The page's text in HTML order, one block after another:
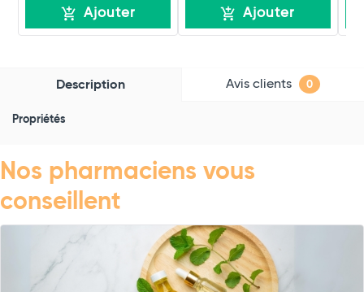
Ajouter Ajouter
Description Avis clients 0
Propriétés
Nos pharmaciens vous
conseillent